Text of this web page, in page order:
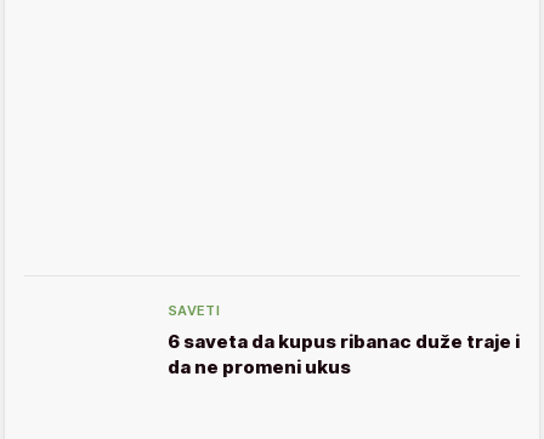
SAVETI
6 saveta da kupus ribanac duže traje i
da ne promeni ukus